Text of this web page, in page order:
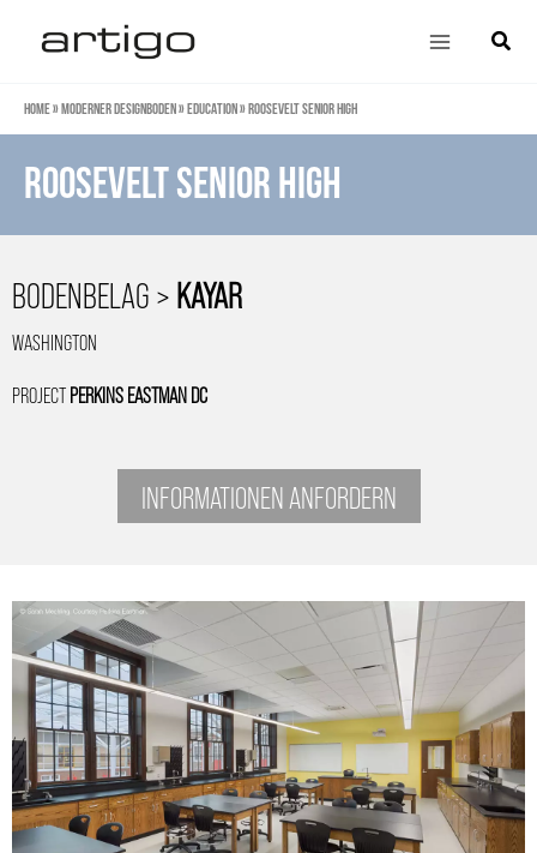
springen
Main
Suche
Home»Moderner Designboden»Education»Roosevelt Senior High
Roosevelt Senior High
BODENBELAG >KAYAR
WASHINGTON
PROJECTPERKINS EASTMAN DC
INFORMATIONEN ANFORDERN